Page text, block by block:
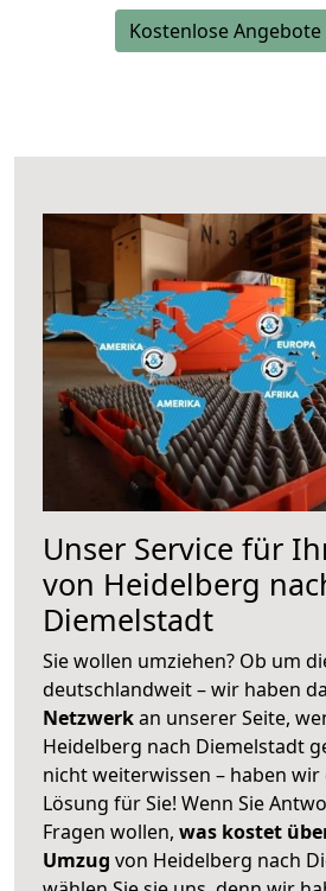
Kostenlose
Unser Service für
von Heidelberg
Diemelstadt
Sie wollen umziehen? Ob um
deutschlandweit – wir haben
Netzwerkan unserer Seite,
Heidelberg nach Diemelstadt
nicht weiterwissen – haben
Lösung für Sie! Wenn Sie
Fragen wollen, was kostet
Umzug von Heidelberg nach